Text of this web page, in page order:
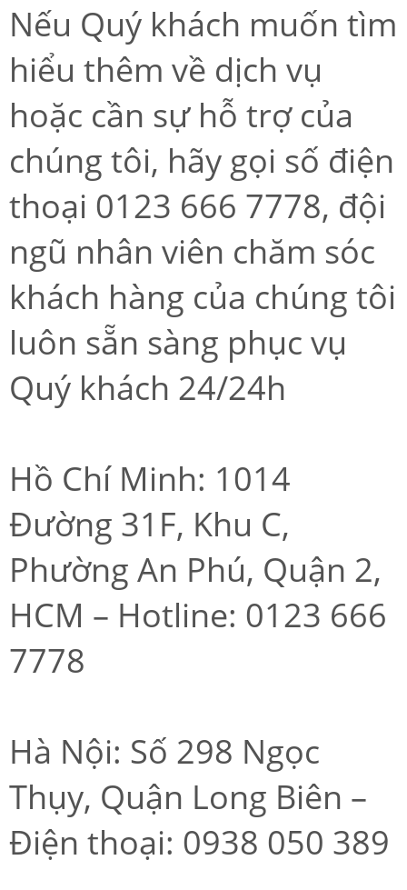
Nếu Quý khách muốn tìm
hiểu thêm về dịch vụ
hoặc cần sự hỗ trợ của
chúng tôi, hãy gọi số điện
thoại 0123 666 7778, đội
ngũ nhân viên chăm sóc
khách hàng của chúng tôi
luôn sẵn sàng phục vụ
Quý khách 24/24h
Hồ Chí Minh: 1014
Đường 31F, Khu C,
Phường An Phú, Quận 2,
HCM – Hotline: 0123 666
7778
Hà Nội: Số 298 Ngọc
Thụy, Quận Long Biên –
Điện thoại: 0938 050 389